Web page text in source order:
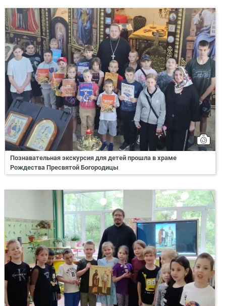
Познавательная экскурсия для детей прошла в храме
Рождества Пресвятой Богородицы